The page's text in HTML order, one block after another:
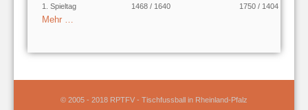
1. Spieltag
1468 / 1640
1750 / 1404
Mehr …
© 2005 - 2018 RPTFV - Tischfussball in Rheinland-Pfalz